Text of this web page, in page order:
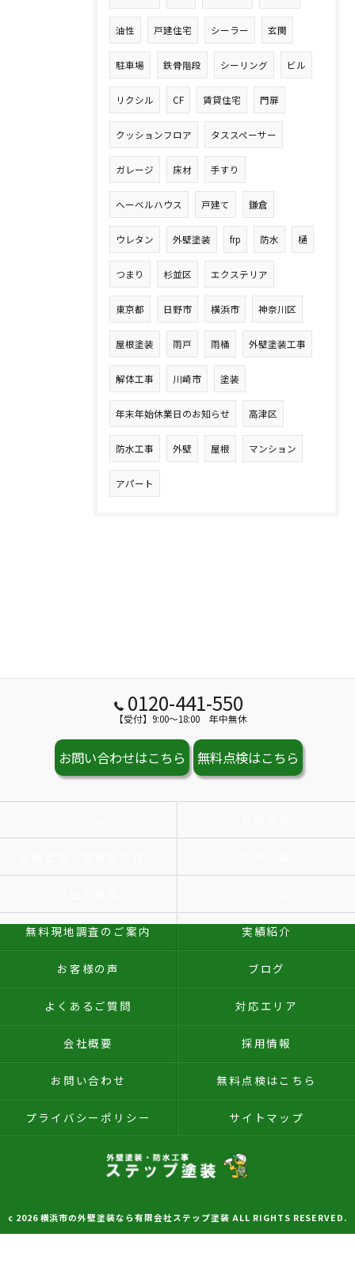
油性 戸建住宅 シーラー 玄関
駐車場 鉄骨階段 シーリング ビル
リクシル CF 賃貸住宅 門扉
クッションフロア タススペーサー
ガレージ 床材 手すり
へーベルハウス 戸建て 鎌倉
ウレタン 外壁塗装 frp 防水 樋
つまり 杉並区 エクステリア
東京都 日野市 横浜市 神奈川区
屋根塗装 雨戸 雨桶 外壁塗装工事
解体工事 川崎市 塗装
年末年始休業日のお知らせ 高津区
防水工事 外壁 屋根 マンション
アパート
0120-441-550
【受付】9:00～18:00 年中無休
お問い合わせはこちら 無料点検はこちら
無料現地調査のご案内 実績紹介
お客様の声 ブログ
よくあるご質問 対応エリア
会社概要 採用情報
お問い合わせ 無料点検はこちら
プライバシーポリシー サイトマップ
c 2026 横浜市の外壁塗装なら有限会社ステップ塗装 ALL RIGHTS RESERVED.